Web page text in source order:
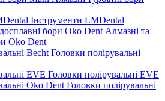
Інструменти LMDental
Алмазні та
Oko Dent
Головки полірувальні
Головки полірувальні EVE
Головки полірувальні